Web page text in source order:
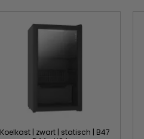
Koelkast | zwart | statisch | B47